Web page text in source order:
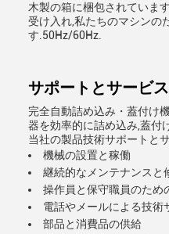
木製の箱に梱包されていま
受け入れ,私たちのマシンの
す.50Hz/60Hz.
サポートとサービス
完全自動詰め込み・蓋付け
器を効率的に詰め込み,蓋付
当社の製品技術サポートと
機械の設置と稼働
継続的なメンテナンスと
操作員と保守職員のため
電話やメールによる技術
部品と消費品の供給